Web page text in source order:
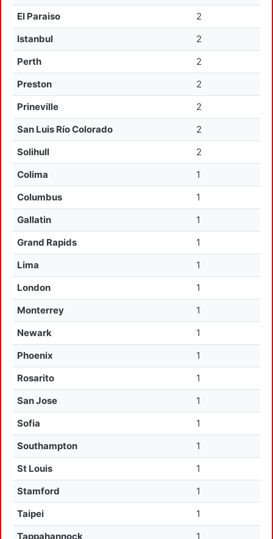
El Paraiso
2
Istanbul
2
Perth
2
Preston
2
Prineville
2
San Luis Río Colorado
2
Solihull
2
Colima
1
Columbus
1
Gallatin
1
Grand Rapids
1
Lima
1
London
1
Monterrey
1
Newark
1
Phoenix
1
Rosarito
1
San Jose
1
Sofia
1
Southampton
1
St Louis
1
Stamford
1
Taipei
1
Tappahannock
1